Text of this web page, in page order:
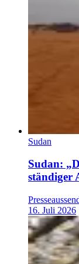
Sudan
Sudan:
ständiger
16. Juli 2026